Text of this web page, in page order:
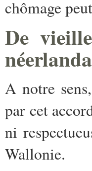
chômage
De
A notre
par cet
ni
Wallonie.